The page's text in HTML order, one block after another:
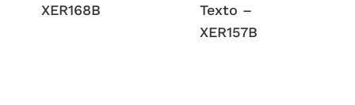
XER168B
Texto –
XER157B